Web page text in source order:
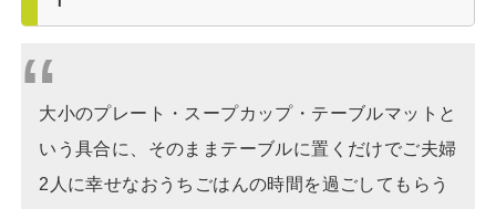
大小のプレート・スープカップ・テーブルマットと
いう具合に、そのままテーブルに置くだけでご夫婦
2人に幸せなおうちごはんの時間を過ごしてもらう